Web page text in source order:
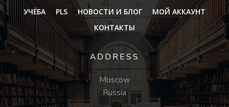
УЧЁБА PLS НОВОСТИ И БЛОГ
МОЙ АККАУНТ
КОНТАКТЫ
ADDRESS
Moscow
Russia